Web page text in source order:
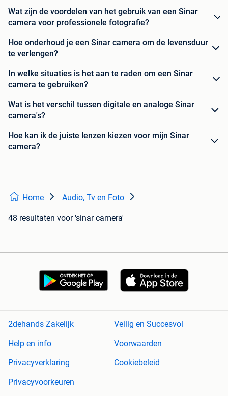
Wat zijn de voordelen van het gebruik van een Sinar
camera voor professionele fotografie?
Hoe onderhoud je een Sinar camera om de levensduur
te verlengen?
In welke situaties is het aan te raden om een Sinar
camera te gebruiken?
Wat is het verschil tussen digitale en analoge Sinar
camera's?
Hoe kan ik de juiste lenzen kiezen voor mijn Sinar
camera?
Home Audio, Tv en Foto
48 resultaten voor 'sinar camera'
2dehands Zakelijk
Veilig en Succesvol
Help en info
Voorwaarden
Privacyverklaring
Cookiebeleid
Privacyvoorkeuren